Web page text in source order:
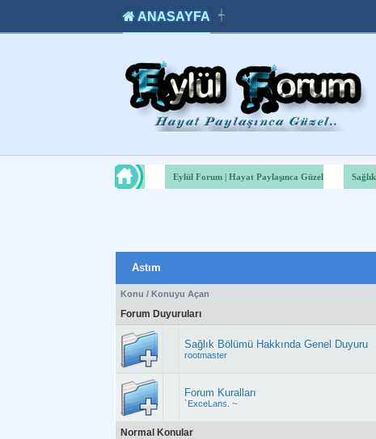
satın
takipçi
ANASAYFA ┽
Eylül Forum | Hayat Paylaşınca Güzel Sağlık
Astım
Konu / Konuyu Açan
Forum Duyuruları
Sağlık Bölümü Hakkında Genel Duyuru
rootmaster
Forum Kuralları
`ExceLans. ~
Normal Konular